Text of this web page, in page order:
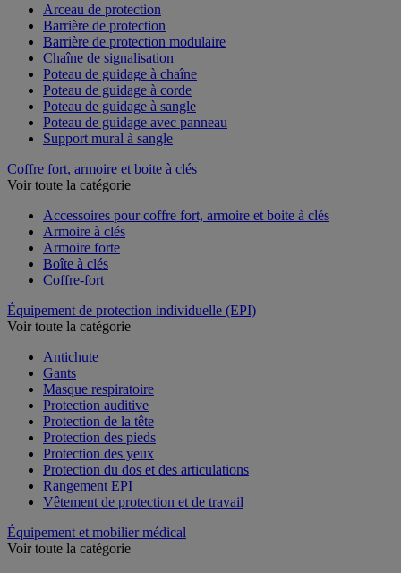
Arceau de protection
Barrière de protection
Barrière de protection modulaire
Chaîne de signalisation
Poteau de guidage à chaîne
Poteau de guidage à corde
Poteau de guidage à sangle
Poteau de guidage avec panneau
Support mural à sangle
Coffre fort, armoire et boite à clés
Voir toute la catégorie
Accessoires pour coffre fort, armoire et boite à clés
Armoire à clés
Armoire forte
Boîte à clés
Coffre-fort
Équipement de protection individuelle (EPI)
Voir toute la catégorie
Antichute
Gants
Masque respiratoire
Protection auditive
Protection de la tête
Protection des pieds
Protection des yeux
Protection du dos et des articulations
Rangement EPI
Vêtement de protection et de travail
Équipement et mobilier médical
Voir toute la catégorie